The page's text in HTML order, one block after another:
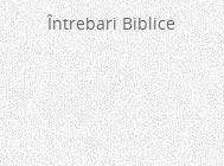
Întrebari Biblice